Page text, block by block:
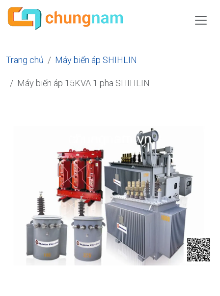
Trang chủ Máy biến áp SHIHLIN
Máy biến áp 15KVA 1 pha SHIHLIN